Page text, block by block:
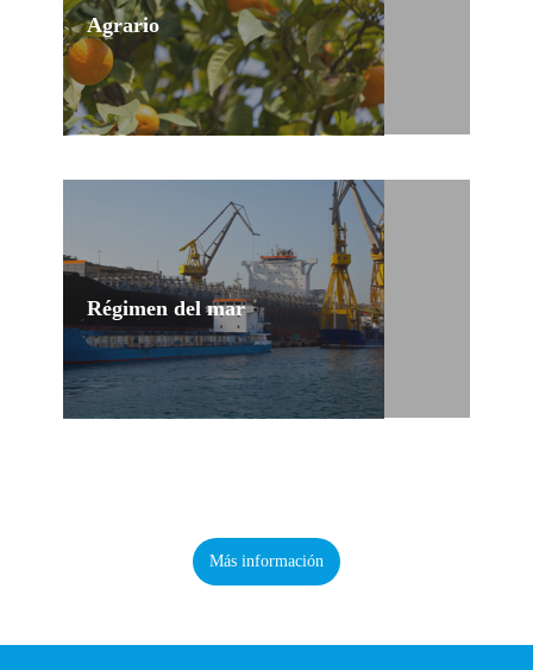
Agrario
Selección de puestos temporales para todas las
necesidades del sector agrario.
Régimen del mar
Trabajo temporal para régimen del mar.
Más información